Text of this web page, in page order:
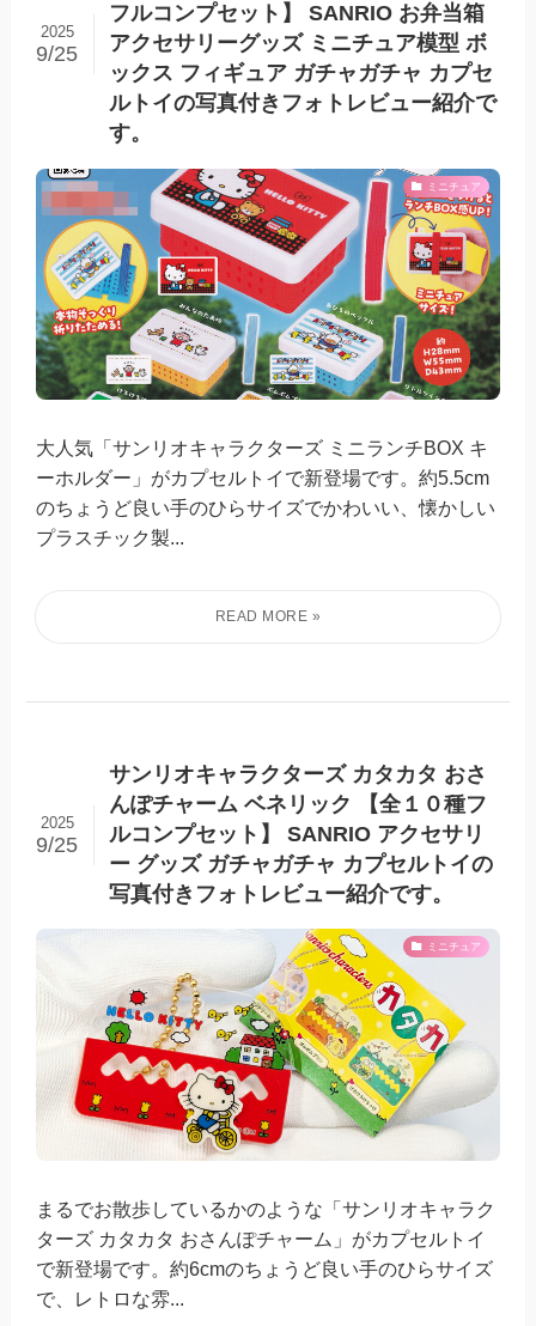
フルコンプセット】 SANRIO お弁当箱
アクセサリーグッズ ミニチュア模型 ボ
ックス フィギュア ガチャガチャ カプセ
ルトイの写真付きフォトレビュー紹介で
す。
2025
9/25
ミニチュア
大人気「サンリオキャラクターズ ミニランチBOX キ
ーホルダー」がカプセルトイで新登場です。約5.5cm
のちょうど良い手のひらサイズでかわいい、懐かしい
プラスチック製...
サンリオキャラクターズ カタカタ おさ
んぽチャーム ベネリック 【全１０種フ
ルコンプセット】 SANRIO アクセサリ
ー グッズ ガチャガチャ カプセルトイの
写真付きフォトレビュー紹介です。
2025
9/25
ミニチュア
まるでお散歩しているかのような「サンリオキャラク
ターズ カタカタ おさんぽチャーム」がカプセルトイ
で新登場です。約6cmのちょうど良い手のひらサイズ
で、レトロな雰...